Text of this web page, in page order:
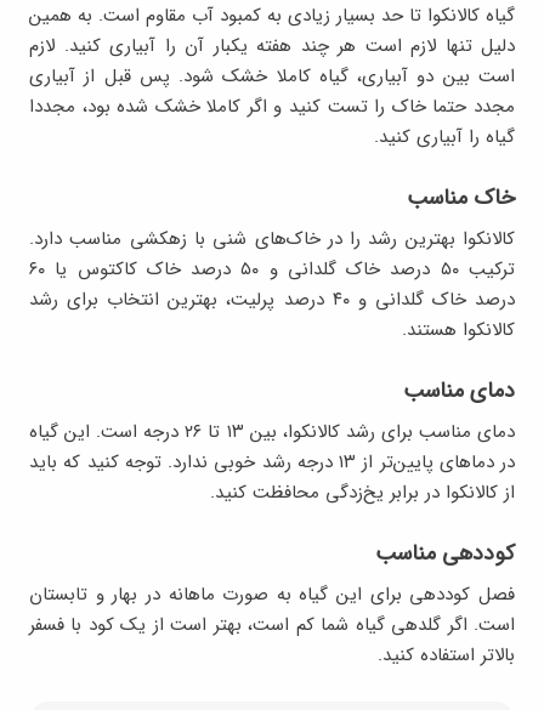
گیاه کالانکوا تا حد بسیار زیادی به کمبود آب مقاوم است. به همین
دلیل تنها لازم است هر چند هفته یکبار آن را آبیاری کنید. لازم
است بین دو آبیاری، گیاه کاملا خشک شود. پس قبل از آبیاری
مجدد حتما خاک را تست کنید و اگر کاملا خشک شده بود، مجددا
گیاه را آبیاری کنید.
خاک مناسب
کالانکوا بهترین رشد را در خاک‌های شنی با زهکشی مناسب دارد.
ترکیب ۵۰ درصد خاک گلدانی و ۵۰ درصد خاک کاکتوس یا ۶۰
درصد خاک گلدانی و ۴۰ درصد پرلیت، بهترین انتخاب برای رشد
کالانکوا هستند.
دمای مناسب
دمای مناسب برای رشد کالانکوا، بین ۱۳ تا ۲۶ درجه است. این گیاه
در دماهای پایین‌تر از ۱۳ درجه رشد خوبی ندارد. توجه کنید که باید
از کالانکوا در برابر یخ‌زدگی محافظت کنید.
کوددهی مناسب
فصل کوددهی برای این گیاه به صورت ماهانه در بهار و تابستان
است. اگر گلدهی گیاه شما کم است، بهتر است از یک کود با فسفر
بالاتر استفاده کنید.